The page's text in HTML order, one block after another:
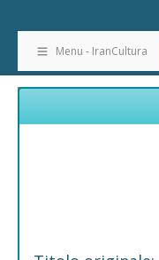
Menu - IranCultura